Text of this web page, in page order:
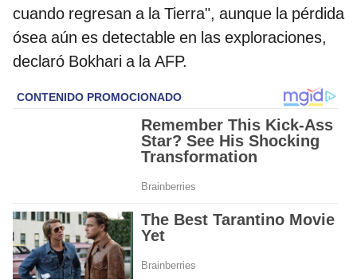
cuando regresan a la Tierra", aunque la pérdida
ósea aún es detectable en las exploraciones,
declaró Bokhari a la AFP.